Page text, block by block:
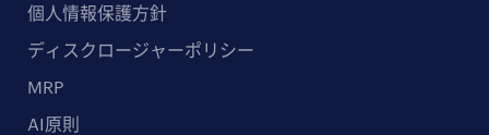
個人情報保護方針
ディスクロージャーポリシー
MRP
AI原則